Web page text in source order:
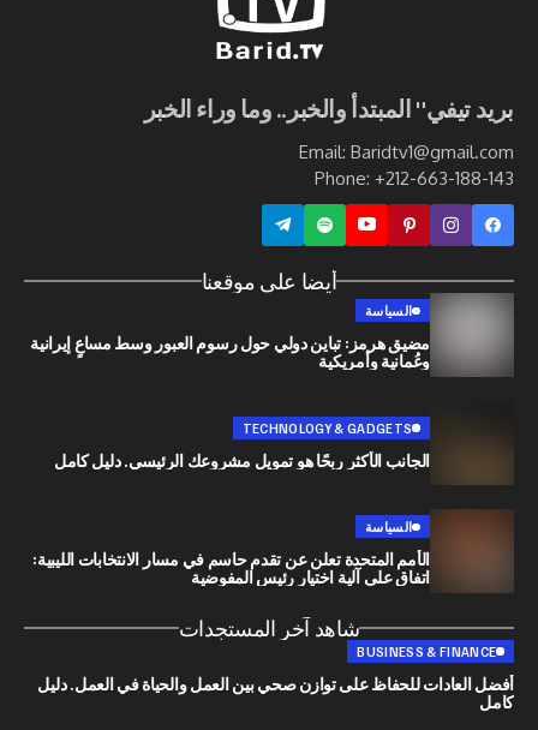
المبتدأ والخبر.. وما وراء الخبر
Email:
Phone: +212-
أيضا على موقعنا
مضيق هرمز: تباين دولي حول رسوم العبور وسط مساعٍ إيرانية
وعُمانية وأمريكية
TECHNOLOGY & GADGETS
الجانب الأكثر ربحًا هو تمويل مشروعك الرئيسي. دليل كامل
الأمم المتحدة تعلن عن تقدم حاسم في مسار الانتخابات الليبية:
اتفاق على آلية اختيار رئيس المفوضية
شاهد آخر المستجدات
BUSINESS &
للحفاظ على توازن صحي بين العمل والحياة في العمل. دليل